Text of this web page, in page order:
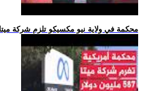
.. محكمة في ولاية نيو مكسيكو تلزم شركة ميتا بدفع 567